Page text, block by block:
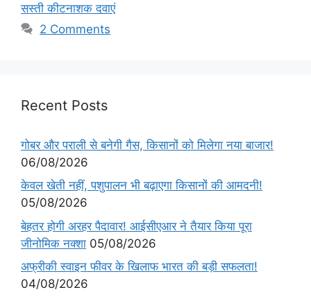
सस्ती कीटनाशक दवाएं
2 Comments
Recent Posts
गोबर और पराली से बनेगी गैस, किसानों को मिलेगा नया बाजार!
06/08/2026
केवल खेती नहीं, पशुपालन भी बढ़ाएगा किसानों की आमदनी!
05/08/2026
बेहतर होगी अरहर पैदावार! आईसीएआर ने तैयार किया पूरा
जीनोमिक नक्शा 05/08/2026
अफ्रीकी स्वाइन फीवर के खिलाफ भारत की बड़ी सफलता!
04/08/2026